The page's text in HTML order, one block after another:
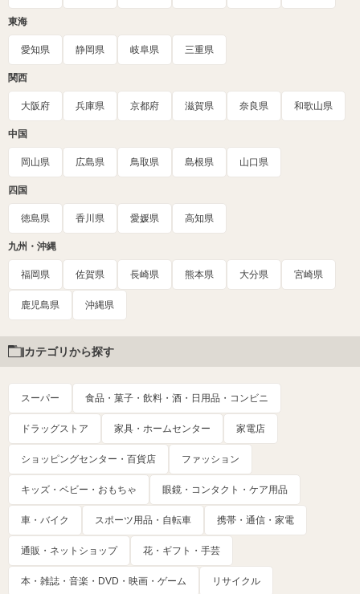
東海
愛知県 静岡県 岐阜県 三重県
関西
大阪府 兵庫県 京都府 滋賀県 奈良県 和歌山県
中国
岡山県 広島県 鳥取県 島根県 山口県
四国
徳島県 香川県 愛媛県 高知県
九州・沖縄
福岡県 佐賀県 長崎県 熊本県 大分県 宮崎県
鹿児島県 沖縄県
カテゴリから探す
スーパー 食品・菓子・飲料・酒・日用品・コンビニ
ドラッグストア 家具・ホームセンター 家電店
ショッピングセンター・百貨店 ファッション
キッズ・ベビー・おもちゃ 眼鏡・コンタクト・ケア用品
車・バイク スポーツ用品・自転車 携帯・通信・家電
通販・ネットショップ 花・ギフト・手芸
本・雑誌・音楽・DVD・映画・ゲーム リサイクル